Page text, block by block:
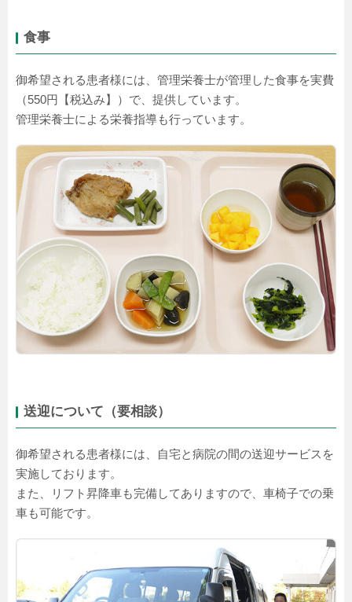
食事
御希望される患者様には、管理栄養士が管理した食事を実費
（550円【税込み】）で、提供しています。
管理栄養士による栄養指導も行っています。
送迎について（要相談）
御希望される患者様には、自宅と病院の間の送迎サービスを
実施しております。
また、リフト昇降車も完備してありますので、車椅子での乗
車も可能です。